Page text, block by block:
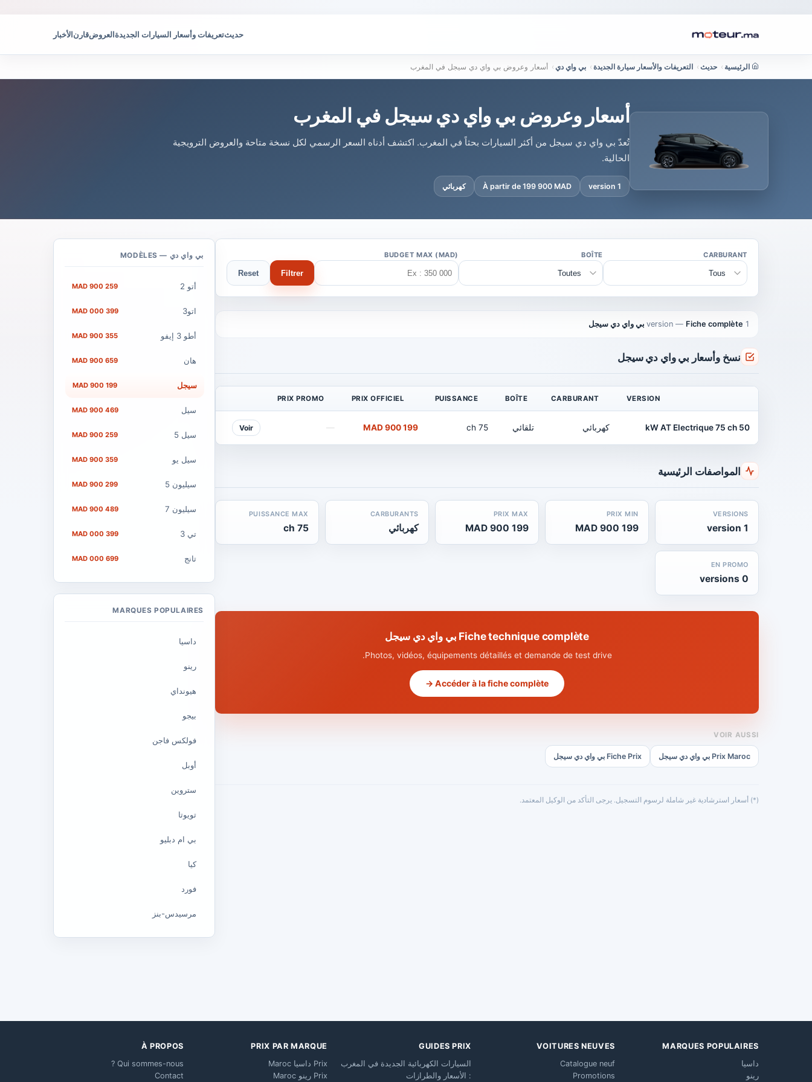
حديثتعريفات وأسعار السيارات الجديدةالعروضقارنالأخبار
الرئيسية › حديث › التعريفات والأسعار سيارة الجديدة › بي واي دي › أسعار وعروض بي واي دي سيجل في المغرب
أسعار وعروض بي واي دي سيجل في المغرب
تُعدّ بي واي دي سيجل من أكثر السيارات بحثاً في المغرب. اكتشف أدناه السعر الرسمي لكل نسخة متاحة والعروض الترويجية
الحالية.
1 version
À partir de 199 900 MAD كهربائي
CARBURANT
BOÎTE
BUDGET MAX (MAD)
Filtrer
Reset
1 version
— Fiche complète بي واي دي سيجل
نسخ وأسعار بي واي دي سيجل
VERSION
CARBURANT
BOÎTE
PUISSANCE
PRIX OFFICIEL
PRIX PROMO
50 kW AT Electrique 75 ch كهربائي تلقائي 75 ch
199 900 MAD
—
Voir
المواصفات الرئيسية
VERSIONS
1 version
PRIX MIN
199 900 MAD
PRIX MAX
199 900 MAD
CARBURANTS
كهربائي
PUISSANCE MAX
75 ch
EN PROMO
0 versions
Fiche technique complète بي واي دي سيجل
Photos, vidéos, équipements détaillés et demande de test drive.
Accéder à la fiche complète →
VOIR AUSSI
Prix Maroc بي واي دي سيجل Fiche Prix بي واي دي سيجل
(*) أسعار استرشادية غير شاملة لرسوم التسجيل. يرجى التأكد من الوكيل المعتمد.
بي واي دي — MODÈLES
أتو 2 259 900 MAD
اتو3 399 000 MAD
أطو 3 إيفو 355 900 MAD
هان 659 900 MAD
سيجل 199 900 MAD
سيل 469 900 MAD
سيل 5 259 900 MAD
سيل يو 359 900 MAD
سيليون 5 299 900 MAD
سيليون 7 489 900 MAD
تي 3 399 000 MAD
تانج 699 000 MAD
MARQUES POPULAIRES
داسيا
رينو
هيونداي
بيجو
فولكس فاجن
أوبل
ستروين
تويوتا
بي ام دبليو
كيا
فورد
مرسيدس-بنز
MARQUES POPULAIRES
داسيا
رينو
VOITURES NEUVES
Catalogue neuf
Promotions
GUIDES PRIX
السيارات الكهربائية الجديدة في المغرب
: الأسعار والطرازات
PRIX PAR MARQUE
Prix داسيا Maroc
Prix رينو Maroc
À PROPOS
Qui sommes-nous ?
Contact